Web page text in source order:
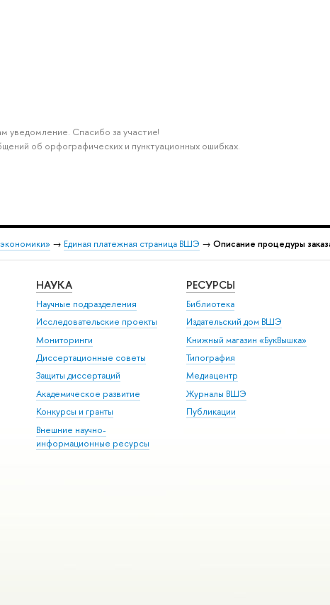
уведомление. Спасибо за участие!
об орфографических и пунктуационных ошибках.
→ Единая платежная страница ВШЭ → Описание процедуры
НАУКА
Научные подразделения
Исследовательские проекты
Мониторинги
Диссертационные советы
Защиты диссертаций
Академическое развитие
Конкурсы и гранты
Внешние научно-
информационные ресурсы
РЕСУРСЫ
Библиотека
Издательский дом ВШЭ
Книжный магазин «БукВышка»
Типография
Медиацентр
Журналы ВШЭ
Публикации